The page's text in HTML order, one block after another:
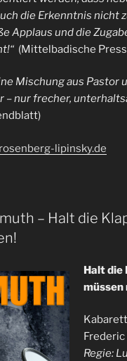
die Erkenntnis nicht
Applaus und die
(Mittelbadische
Mischung aus Pastor
– nur frecher,
lipinsky.de
– Halt die
Halt die
müssen
Regie: